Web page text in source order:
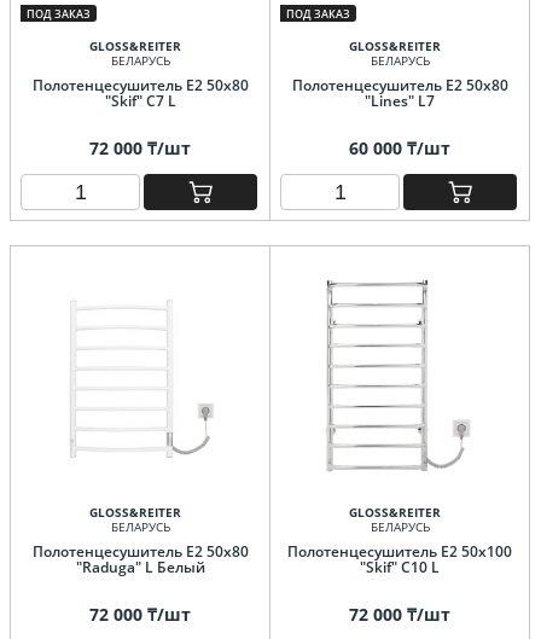
ПОД ЗАКАЗ
GLOSS&REITER
БЕЛАРУСЬ
Полотенцесушитель E2 50x80
"Skif" C7 L
72 000 ₸/шт
ПОД ЗАКАЗ
GLOSS&REITER
БЕЛАРУСЬ
Полотенцесушитель E2 50х80
"Lines" L7
60 000 ₸/шт
GLOSS&REITER
БЕЛАРУСЬ
Полотенцесушитель E2 50х80
"Raduga" L Белый
72 000 ₸/шт
GLOSS&REITER
БЕЛАРУСЬ
Полотенцесушитель E2 50x100
"Skif" C10 L
72 000 ₸/шт